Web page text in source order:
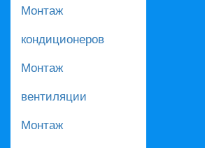
Монтаж
кондиционеров
Монтаж
вентиляции
Монтаж